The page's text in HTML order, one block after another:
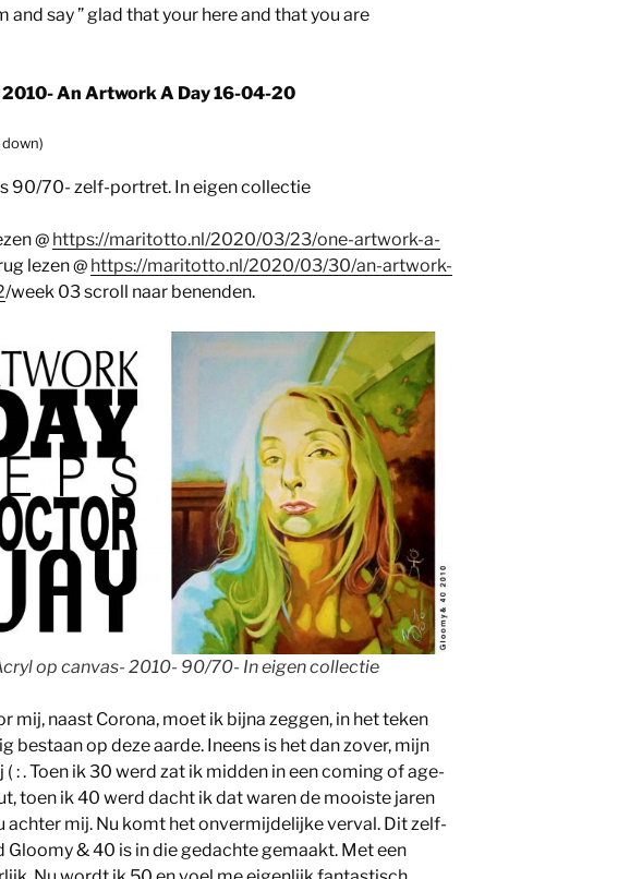
and say ” glad that your here and that you are
An Artwork A Day 16-04-20
90/70- zelf-portret. In eigen collectie
@ https://maritotto.nl/2020/03/23/one-artwork-a-
lezen @ https://maritotto.nl/2020/03/30/an-artwork-
/week 03 scroll naar benenden.
op canvas- 2010- 90/70- In eigen collectie
mij, naast Corona, moet ik bijna zeggen, in het teken
bestaan op deze aarde. Ineens is het dan zover, mijn
: . Toen ik 30 werd zat ik midden in een coming of age-
toen ik 40 werd dacht ik dat waren de mooiste jaren
achter mij. Nu komt het onvermijdelijke verval. Dit zelf-
& 40 is in die gedachte gemaakt. Met een